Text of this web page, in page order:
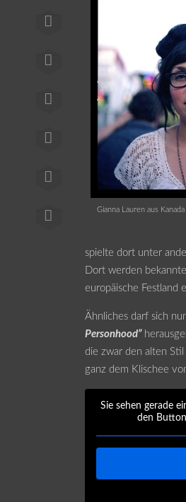
Gianna Lauren aus
spielte dort unter
Dort werden
europäische Festland
Ähnliches darf sich
Personhood”
die zwar den alten
ganz dem Klischee
Sie sehen gerade
den